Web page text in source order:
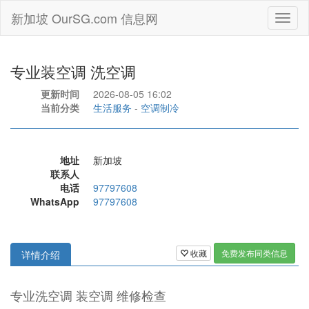
新加坡 OurSG.com 信息网
专业装空调 洗空调
更新时间
2026-08-05 16:02
当前分类
生活服务 - 空调制冷
地址
新加坡
联系人
电话
97797608
WhatsApp
97797608
收藏 免费发布同类信息
详情介绍
专业洗空调 装空调 维修检查